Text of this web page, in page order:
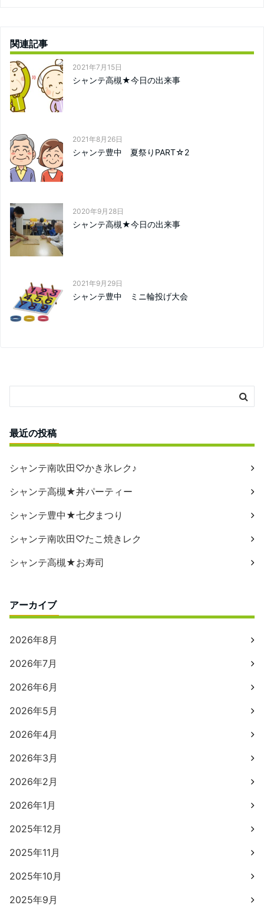
関連記事
2021年7月15日
シャンテ高槻★今日の出来事
2021年8月26日
シャンテ豊中 夏祭りPART☆2
2020年9月28日
シャンテ高槻★今日の出来事
2021年9月29日
シャンテ豊中 ミニ輪投げ大会
最近の投稿
シャンテ南吹田♡かき氷レク♪
シャンテ高槻★丼パーティー
シャンテ豊中★七夕まつり
シャンテ南吹田♡たこ焼きレク
シャンテ高槻★お寿司
アーカイブ
2026年8月
2026年7月
2026年6月
2026年5月
2026年4月
2026年3月
2026年2月
2026年1月
2025年12月
2025年11月
2025年10月
2025年9月